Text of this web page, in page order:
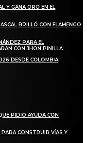
Y GANA ORO EN EL
BRILLÓ CON FLAMENGO
PARA EL
CON JHON PINILLA
DESDE COLOMBIA
PIDIÓ AYUDA CON
CONSTRUIR VÍAS Y